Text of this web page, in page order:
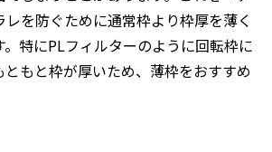
を防ぐために通常枠より枠厚を薄く
。特にPLフィルターのように回転枠に
もと枠が厚いため、薄枠をおすすめ